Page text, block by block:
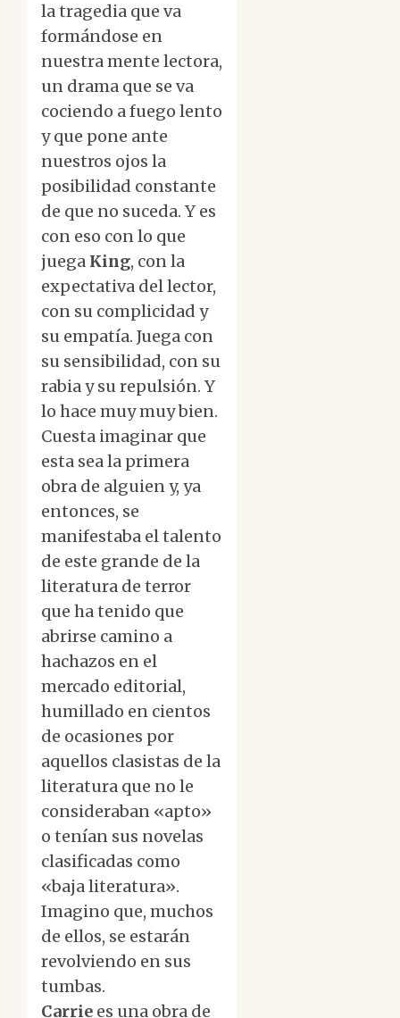
la tragedia que va
formándose en
nuestra mente lectora,
un drama que se va
cociendo a fuego lento
y que pone ante
nuestros ojos la
posibilidad constante
de que no suceda. Y es
con eso con lo que
juega King, con la
expectativa del lector,
con su complicidad y
su empatía. Juega con
su sensibilidad, con su
rabia y su repulsión. Y
lo hace muy muy bien.
Cuesta imaginar que
esta sea la primera
obra de alguien y, ya
entonces, se
manifestaba el talento
de este grande de la
literatura de terror
que ha tenido que
abrirse camino a
hachazos en el
mercado editorial,
humillado en cientos
de ocasiones por
aquellos clasistas de la
literatura que no le
consideraban «apto»
o tenían sus novelas
clasificadas como
«baja literatura».
Imagino que, muchos
de ellos, se estarán
revolviendo en sus
tumbas.
Carrie es una obra de